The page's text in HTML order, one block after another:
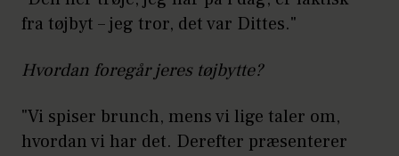
fra tøjbyt – jeg tror, det var Dittes."
Hvordan foregår jeres tøjbytte?
"Vi spiser brunch, mens vi lige taler om,
hvordan vi har det. Derefter præsenterer